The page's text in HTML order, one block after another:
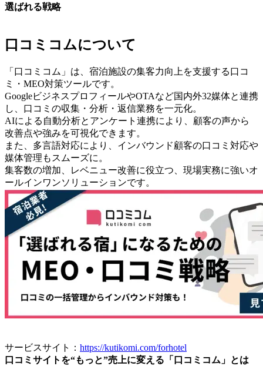
選ばれる戦略
口コミコムについて
「口コミコム」は、宿泊施設の集客力向上を支援する口コ
ミ・MEO対策ツールです。
GoogleビジネスプロフィールやOTAなど国内外32媒体と連携
し、口コミの収集・分析・返信業務を一元化。
AIによる自動分析とアンケート連携により、顧客の声から
改善点や強みを可視化できます。
また、多言語対応により、インバウンド顧客の口コミ対応や
媒体管理もスムーズに。
集客数の増加、レベニュー改善に役立つ、現場実務に強いオ
ールインワンソリューションです。
サービスサイト： https://kutikomi.com/forhotel
口コミサイトを“もっと”売上に変える「口コミコム」とは